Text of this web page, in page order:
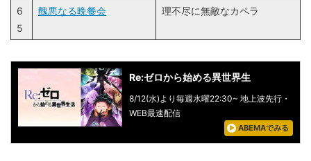
6
5
醜悪なる晩餐会 理不尽に無敵なカペラ
Re:ゼロから始める異世界生
8/12(水)より毎週水曜22:30~ 地上波先行・
WEB最速配信
ABEMAでみる